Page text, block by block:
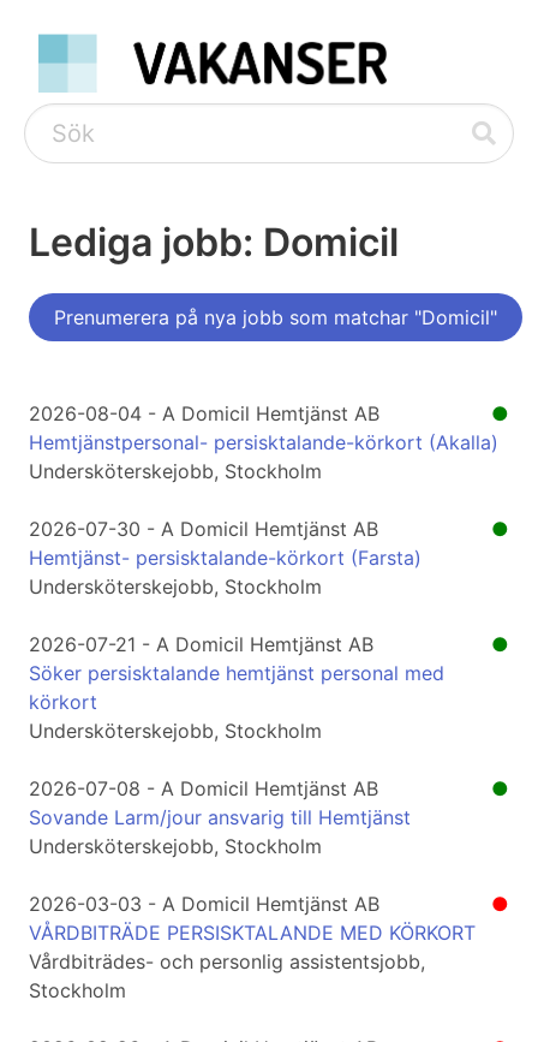
Lediga jobb: Domicil
Prenumerera på nya jobb som matchar "Domicil"
●
2026-08-04 - A Domicil Hemtjänst AB
Hemtjänstpersonal- persisktalande-körkort (Akalla)
Undersköterskejobb, Stockholm
●
2026-07-30 - A Domicil Hemtjänst AB
Hemtjänst- persisktalande-körkort (Farsta)
Undersköterskejobb, Stockholm
●
2026-07-21 - A Domicil Hemtjänst AB
Söker persisktalande hemtjänst personal med
körkort
Undersköterskejobb, Stockholm
●
2026-07-08 - A Domicil Hemtjänst AB
Sovande Larm/jour ansvarig till Hemtjänst
Undersköterskejobb, Stockholm
●
2026-03-03 - A Domicil Hemtjänst AB
VÅRDBITRÄDE PERSISKTALANDE MED KÖRKORT
Vårdbiträdes- och personlig assistentsjobb,
Stockholm